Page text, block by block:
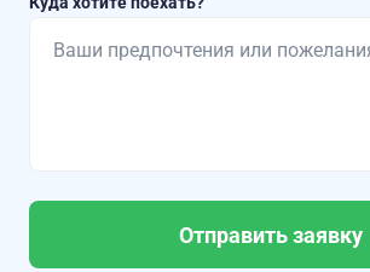
Отправить заявку